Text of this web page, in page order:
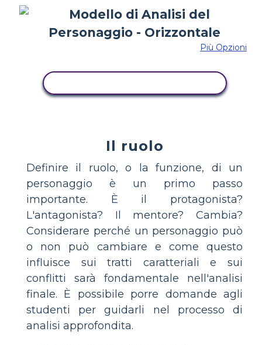
Più Opzioni
Il ruolo
Definire il ruolo, o la funzione, di un
personaggio è un primo passo
importante. È il protagonista?
L'antagonista? Il mentore? Cambia?
Considerare perché un personaggio può
o non può cambiare e come questo
influisce sui tratti caratteriali e sui
conflitti sarà fondamentale nell'analisi
finale. È possibile porre domande agli
studenti per guidarli nel processo di
analisi approfondita.